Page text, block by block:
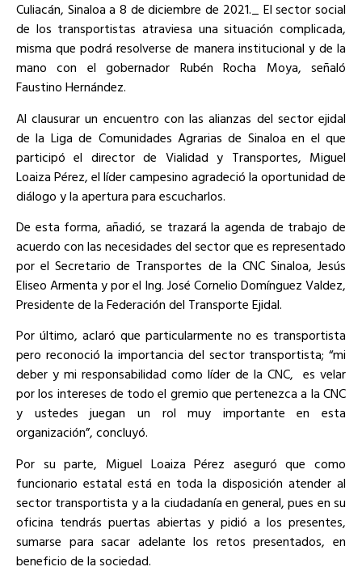
Culiacán, Sinaloa a 8 de diciembre de 2021._ El sector social
de los transportistas atraviesa una situación complicada,
misma que podrá resolverse de manera institucional y de la
mano con el gobernador Rubén Rocha Moya, señaló
Faustino Hernández.
Al clausurar un encuentro con las alianzas del sector ejidal
de la Liga de Comunidades Agrarias de Sinaloa en el que
participó el director de Vialidad y Transportes, Miguel
Loaiza Pérez, el líder campesino agradeció la oportunidad de
diálogo y la apertura para escucharlos.
De esta forma, añadió, se trazará la agenda de trabajo de
acuerdo con las necesidades del sector que es representado
por el Secretario de Transportes de la CNC Sinaloa, Jesús
Eliseo Armenta y por el Ing. José Cornelio Domínguez Valdez,
Presidente de la Federación del Transporte Ejidal.
Por último, aclaró que particularmente no es transportista
pero reconoció la importancia del sector transportista; “mi
deber y mi responsabilidad como líder de la CNC, es velar
por los intereses de todo el gremio que pertenezca a la CNC
y ustedes juegan un rol muy importante en esta
organización”, concluyó.
Por su parte, Miguel Loaiza Pérez aseguró que como
funcionario estatal está en toda la disposición atender al
sector transportista y a la ciudadanía en general, pues en su
oficina tendrás puertas abiertas y pidió a los presentes,
sumarse para sacar adelante los retos presentados, en
beneficio de la sociedad.